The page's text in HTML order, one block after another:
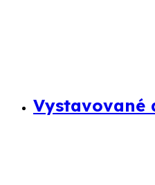
Vystavované